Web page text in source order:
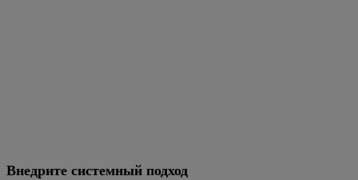
Внедрите системный подход